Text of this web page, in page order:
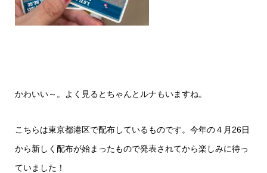
かわいい～。よく見るとちゃんとルナもいますね。
こちらは東京都港区で配布しているものです。今年の４月26日
から新しく配布が始まったもので発表されてから楽しみに待っ
ていました！